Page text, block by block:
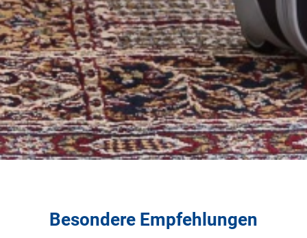
Besondere Empfehlungen